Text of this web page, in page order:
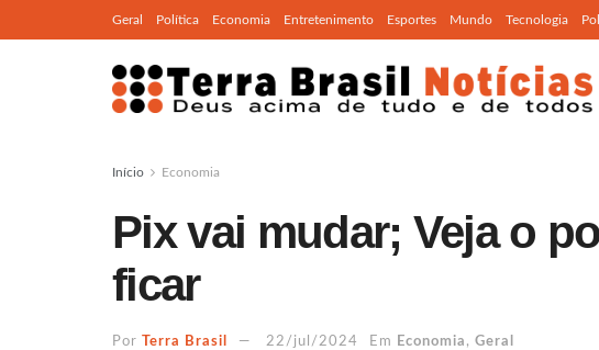
Geral Política Economia Entretenimento Esportes Mundo Tecnologia
Início Economia
Pix vai mudar; Veja o
ficar
Por Terra Brasil 22/jul/2024 Em Economia , Geral